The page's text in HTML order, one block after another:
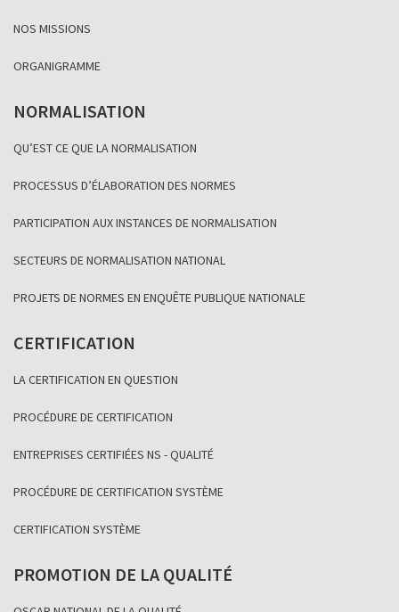
NOS MISSIONS
ORGANIGRAMME
NORMALISATION
QU’EST CE QUE LA NORMALISATION
PROCESSUS D’ÉLABORATION DES NORMES
PARTICIPATION AUX INSTANCES DE NORMALISATION
SECTEURS DE NORMALISATION NATIONAL
PROJETS DE NORMES EN ENQUÊTE PUBLIQUE NATIONALE
CERTIFICATION
LA CERTIFICATION EN QUESTION
PROCÉDURE DE CERTIFICATION
ENTREPRISES CERTIFIÉES NS - QUALITÉ
PROCÉDURE DE CERTIFICATION SYSTÈME
CERTIFICATION SYSTÈME
PROMOTION DE LA QUALITÉ